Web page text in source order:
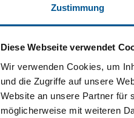
Zustimmung
Diese Webseite verwendet
Wir verwenden Cookies, um
und die Zugriffe auf unsere
Website an unsere Partner für
möglicherweise mit weiteren